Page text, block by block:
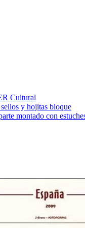
Cultural
y hojitas bloque
montado con